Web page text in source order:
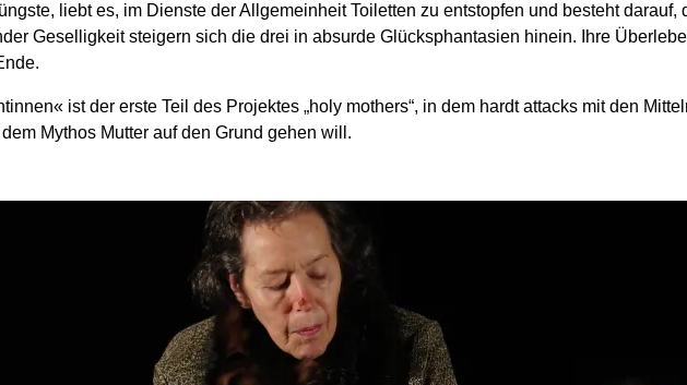
liebt es, im Dienste der Allgemein­heit Toiletten zu ent­stopfen und be­steht
Gesellig­keit steigern sich die drei in absurde Glücks­phanta­sien hinein. Ihre
ist der erste Teil des Projektes „holy mothers“, in dem hardt attacks mit den
Mythos Mutter auf den Grund gehen will.